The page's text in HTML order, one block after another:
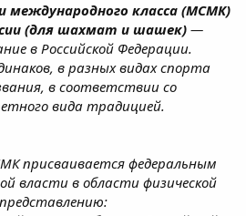
международного класса (МСМК)
(для шахмат и шашек) —
в Российской Федерации.
в разных видах спорта
в соответствии со
вида традицией.
присваивается федеральным
власти в области физической